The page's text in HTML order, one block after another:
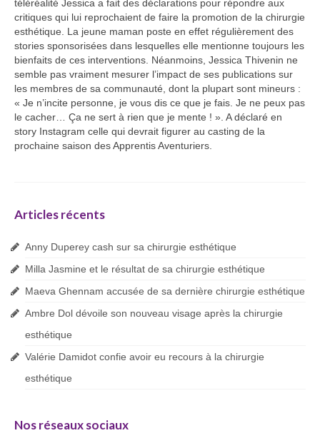
téléréalité Jessica a fait des déclarations pour répondre aux
critiques qui lui reprochaient de faire la promotion de la chirurgie
esthétique. La jeune maman poste en effet régulièrement des
stories sponsorisées dans lesquelles elle mentionne toujours les
bienfaits de ces interventions. Néanmoins, Jessica Thivenin ne
semble pas vraiment mesurer l’impact de ses publications sur
les membres de sa communauté, dont la plupart sont mineurs :
« Je n’incite personne, je vous dis ce que je fais. Je ne peux pas
le cacher… Ça ne sert à rien que je mente ! ». A déclaré en
story Instagram celle qui devrait figurer au casting de la
prochaine saison des Apprentis Aventuriers.
Articles récents
Anny Duperey cash sur sa chirurgie esthétique
Milla Jasmine et le résultat de sa chirurgie esthétique
Maeva Ghennam accusée de sa dernière chirurgie esthétique
Ambre Dol dévoile son nouveau visage après la chirurgie
esthétique
Valérie Damidot confie avoir eu recours à la chirurgie
esthétique
Nos réseaux sociaux